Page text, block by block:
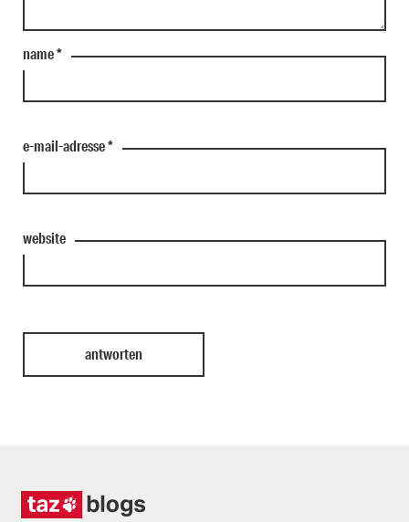
name*
e-mail-adresse*
website